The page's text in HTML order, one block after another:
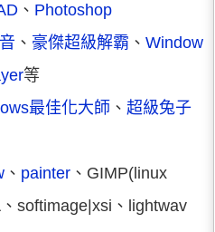
、 Photoshop
、 豪傑超級解霸 、 Window
等
最佳化大師 、 超級兔子
、 painter 、GIMP(linux
、softimage|xsi、lightwav